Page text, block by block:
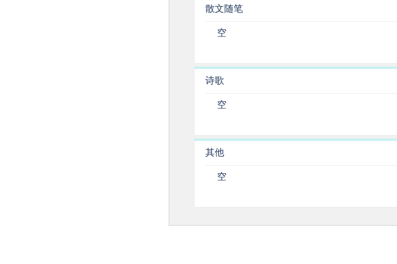
散文随笔
空
诗歌
空
其他
空